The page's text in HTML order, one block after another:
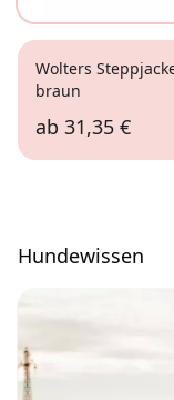
Wolters
braun
ab 31,35 €
Hundewissen